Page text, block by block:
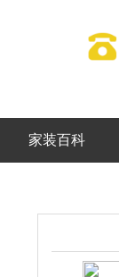
家装百科